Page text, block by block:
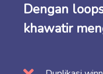
Dengan
khawatir